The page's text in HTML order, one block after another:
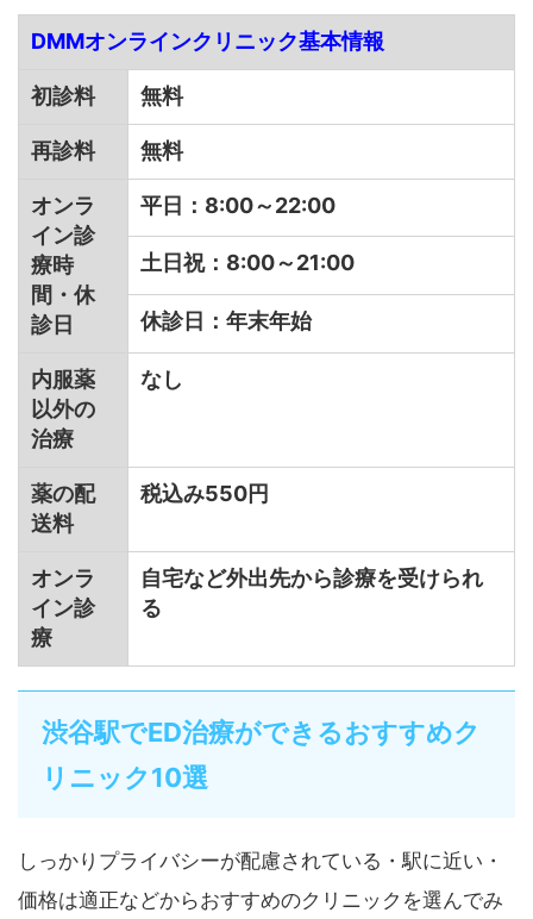
DMMオンラインクリニック基本情報
初診料 無料
再診料 無料
オンラ
イン診
療時
間・休
診日
平日：8:00～22:00
土日祝：8:00～21:00
休診日：年末年始
内服薬
以外の
治療
なし
薬の配
送料
税込み550円
オンラ
イン診
療
自宅など外出先から診療を受けられ
る
渋谷駅でED治療ができるおすすめク
リニック10選
しっかりプライバシーが配慮されている・駅に近い・
価格は適正などからおすすめのクリニックを選んでみ